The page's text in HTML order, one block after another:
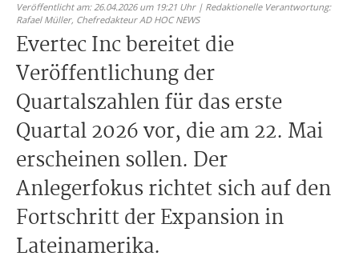
Veröffentlicht am: 26.04.2026 um 19:21 Uhr | Redaktionelle Verantwortung:
Rafael Müller, Chefredakteur AD HOC NEWS
Evertec Inc bereitet die
Veröffentlichung der
Quartalszahlen für das erste
Quartal 2026 vor, die am 22. Mai
erscheinen sollen. Der
Anlegerfokus richtet sich auf den
Fortschritt der Expansion in
Lateinamerika.